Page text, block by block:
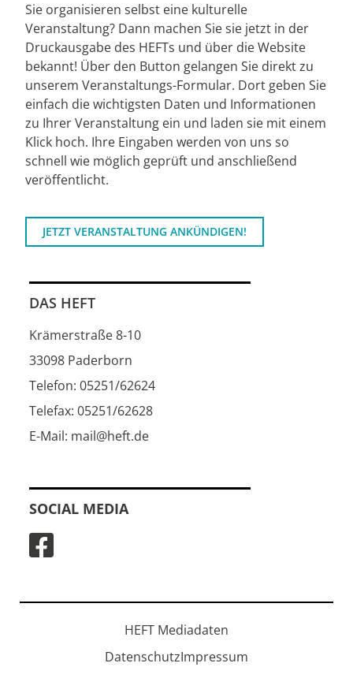
Sie organisieren selbst eine kulturelle
Veranstaltung? Dann machen Sie sie jetzt in der
Druckausgabe des HEFTs und über die Website
bekannt! Über den Button gelangen Sie direkt zu
unserem Veranstaltungs-Formular. Dort geben Sie
einfach die wichtigsten Daten und Informationen
zu Ihrer Veranstaltung ein und laden sie mit einem
Klick hoch. Ihre Eingaben werden von uns so
schnell wie möglich geprüft und anschließend
veröffentlicht.
JETZT VERANSTALTUNG ANKÜNDIGEN!
DAS HEFT
Krämerstraße 8-10
33098 Paderborn
Telefon: 05251/62624
Telefax: 05251/62628
E-Mail: mail@heft.de
SOCIAL MEDIA
HEFT Mediadaten
DatenschutzImpressum